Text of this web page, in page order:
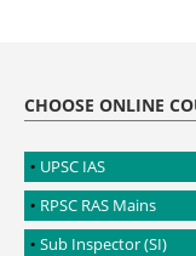
CHOOSE ONLINE
UPSC IAS
RPSC RAS Mains
Sub Inspector (SI)